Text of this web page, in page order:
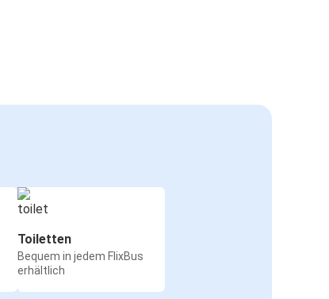
Toiletten
Bequem in jedem FlixBus
erhältlich